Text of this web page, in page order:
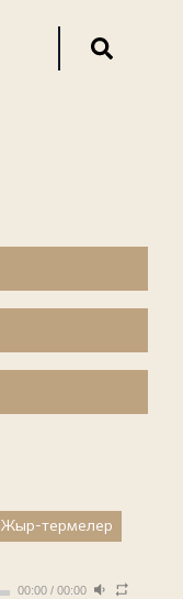
00:00 / 00:00
Жыр-термелер